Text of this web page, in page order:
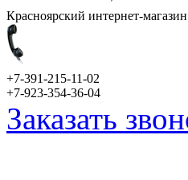
Красноярский интернет-
+7-391-215-11-02
+7-923-354-36-04
Заказать